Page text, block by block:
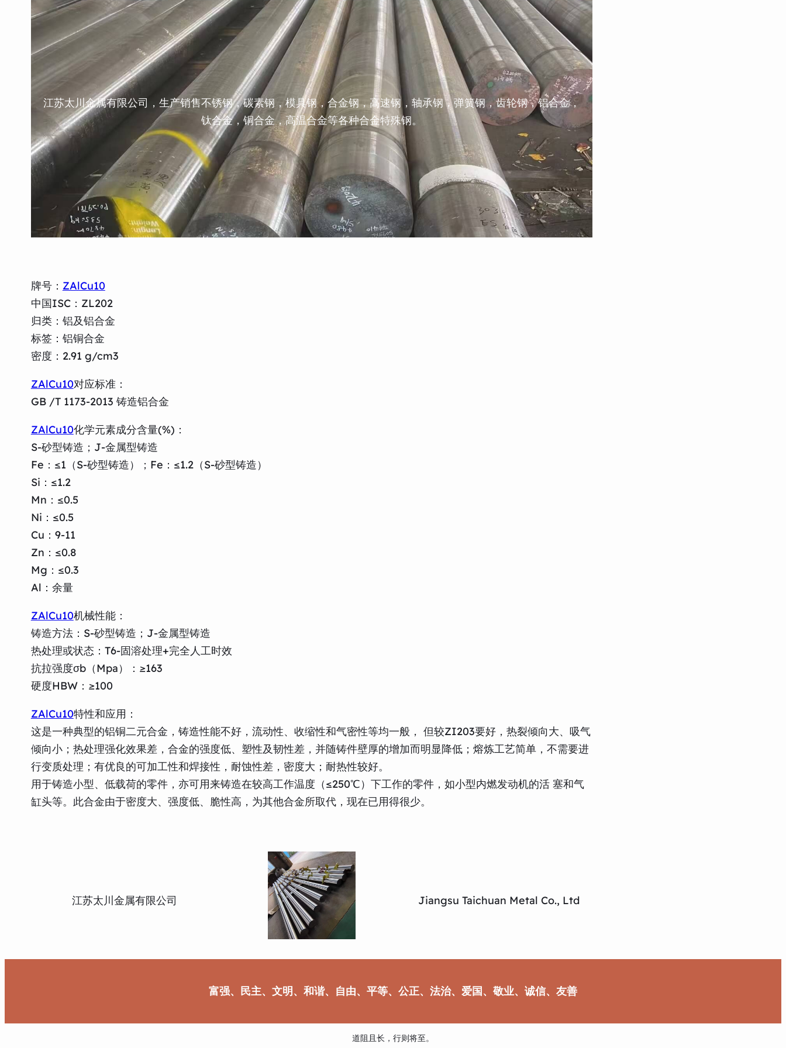
江苏太川金属有限公司，生产销售不锈钢，碳素钢，模具钢，合金钢，高速钢，轴承钢，弹簧钢，齿轮钢，铝合金，
钛合金，铜合金，高温合金等各种合金特殊钢。
牌号： ZAlCu10
中国ISC：ZL202
归类：铝及铝合金
标签：铝铜合金
密度：2.91 g/cm3
ZAlCu10对应标准：
GB /T 1173-2013 铸造铝合金
ZAlCu10化学元素成分含量(%)：
S-砂型铸造；J-金属型铸造
Fe：≤1（S-砂型铸造）；Fe：≤1.2（S-砂型铸造）
Si：≤1.2
Mn：≤0.5
Ni：≤0.5
Cu：9-11
Zn：≤0.8
Mg：≤0.3
Al：余量
ZAlCu10机械性能：
铸造方法：S-砂型铸造；J-金属型铸造
热处理或状态：T6-固溶处理+完全人工时效
抗拉强度σb（Mpa）：≥163
硬度HBW：≥100
ZAlCu10特性和应用：
这是一种典型的铝铜二元合金，铸造性能不好，流动性、收缩性和气密性等均一般， 但较ZI203要好，热裂倾向大、吸气
倾向小；热处理强化效果差，合金的强度低、塑性及韧性差，并随铸件壁厚的增加而明显降低；熔炼工艺简单，不需要进
行变质处理；有优良的可加工性和焊接性，耐蚀性差，密度大；耐热性较好。
用于铸造小型、低载荷的零件，亦可用来铸造在较高工作温度（≤250℃）下工作的零件，如小型内燃发动机的活 塞和气
缸头等。此合金由于密度大、强度低、脆性高，为其他合金所取代，现在已用得很少。
江苏太川金属有限公司 Jiangsu Taichuan Metal Co., Ltd
富强、民主、文明、和谐、自由、平等、公正、法治、爱国、敬业、诚信、友善
道阻且长，行则将至。